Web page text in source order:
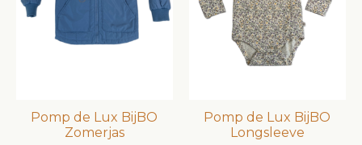
Pomp de Lux BijBO
Zomerjas
Pomp de Lux BijBO
Longsleeve